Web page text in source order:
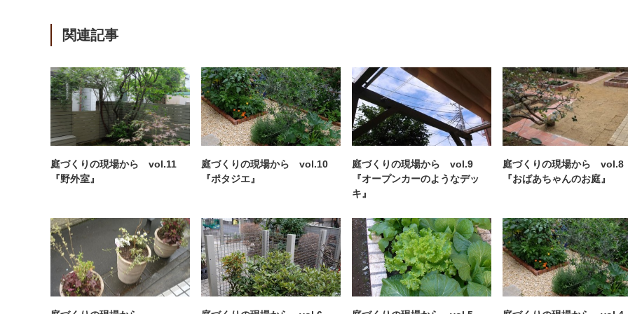
関連記事
庭づくりの現場から vol.11
『野外室』
庭づくりの現場から vol.10
『ポタジエ』
庭づくりの現場から vol.9
『オープンカーのようなデッ
キ』
庭づくりの現場から
『おばあちゃんのお庭』